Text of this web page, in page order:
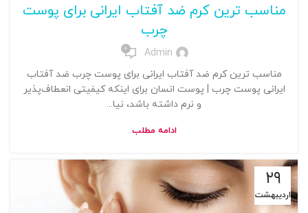
مناسب ترین کرم ضد آفتاب ایرانی برای پوست
چرب
Admin
0
مناسب ترین کرم ضد آفتاب ایرانی برای پوست چرب ضد آفتاب
ایرانی پوست چرب | پوست انسان برای اینکه کیفیتی انعطاف‌پذیر
و نرم داشته باشد، نیا...
ادامه مطلب
۲۹
اردیبهشت